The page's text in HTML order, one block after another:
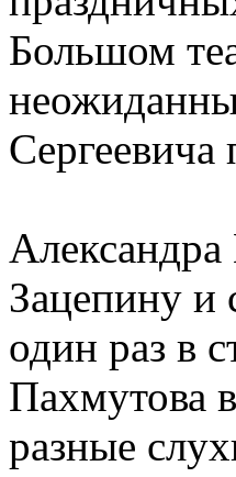
Большом
Александра
Зацепину и
один раз в
Пахмутова
разные